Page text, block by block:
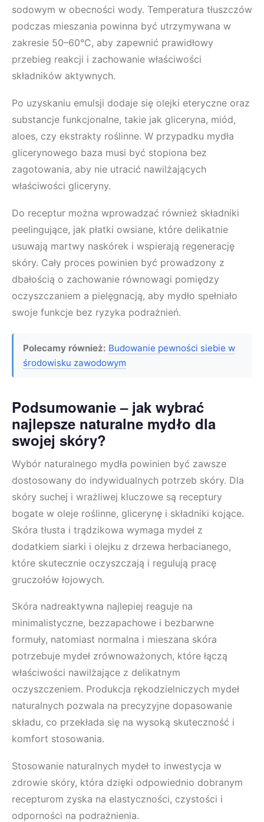
sodowym w obecności wody. Temperatura tłuszczów
podczas mieszania powinna być utrzymywana w
zakresie 50–60°C, aby zapewnić prawidłowy
przebieg reakcji i zachowanie właściwości
składników aktywnych.
Po uzyskaniu emulsji dodaje się olejki eteryczne oraz
substancje funkcjonalne, takie jak gliceryna, miód,
aloes, czy ekstrakty roślinne. W przypadku mydła
glicerynowego baza musi być stopiona bez
zagotowania, aby nie utracić nawilżających
właściwości gliceryny.
Do receptur można wprowadzać również składniki
peelingujące, jak płatki owsiane, które delikatnie
usuwają martwy naskórek i wspierają regenerację
skóry. Cały proces powinien być prowadzony z
dbałością o zachowanie równowagi pomiędzy
oczyszczaniem a pielęgnacją, aby mydło spełniało
swoje funkcje bez ryzyka podrażnień.
Polecamy również: Budowanie pewności siebie w
środowisku zawodowym
Podsumowanie – jak wybrać
najlepsze naturalne mydło dla
swojej skóry?
Wybór naturalnego mydła powinien być zawsze
dostosowany do indywidualnych potrzeb skóry. Dla
skóry suchej i wrażliwej kluczowe są receptury
bogate w oleje roślinne, glicerynę i składniki kojące.
Skóra tłusta i trądzikowa wymaga mydeł z
dodatkiem siarki i olejku z drzewa herbacianego,
które skutecznie oczyszczają i regulują pracę
gruczołów łojowych.
Skóra nadreaktywna najlepiej reaguje na
minimalistyczne, bezzapachowe i bezbarwne
formuły, natomiast normalna i mieszana skóra
potrzebuje mydeł zrównoważonych, które łączą
właściwości nawilżające z delikatnym
oczyszczeniem. Produkcja rękodzielniczych mydeł
naturalnych pozwala na precyzyjne dopasowanie
składu, co przekłada się na wysoką skuteczność i
komfort stosowania.
Stosowanie naturalnych mydeł to inwestycja w
zdrowie skóry, która dzięki odpowiednio dobranym
recepturom zyska na elastyczności, czystości i
odporności na podrażnienia.